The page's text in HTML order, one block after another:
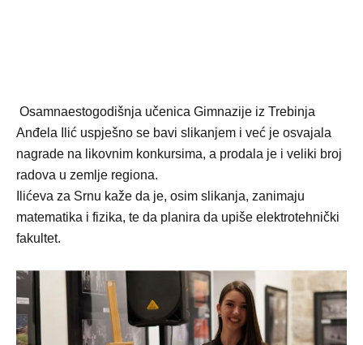
Osamnaestogodišnja učenica Gimnazije iz Trebinja
Anđela Ilić uspješno se bavi slikanjem i već je osvajala
nagrade na likovnim konkursima, a prodala je i veliki broj
radova u zemlje regiona.
Ilićeva za Srnu kaže da je, osim slikanja, zanimaju
matematika i fizika, te da planira da upiše elektrotehnički
fakultet.